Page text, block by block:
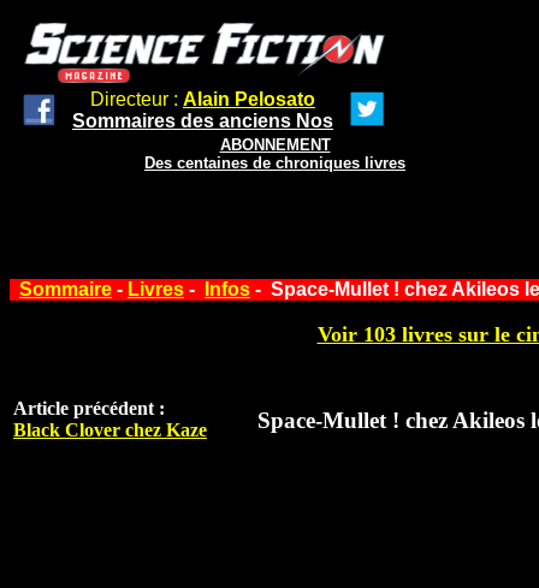
Directeur : Alain Pelosato
Sommaires des anciens Nos
ABONNEMENT
Des centaines de chroniques livres
Sommaire - Livres - Infos - Space-Mullet ! chez Akileos
Voir 103 livres sur le
Article précédent :
Black Clover chez Kaze
Space-Mullet ! chez Akileos